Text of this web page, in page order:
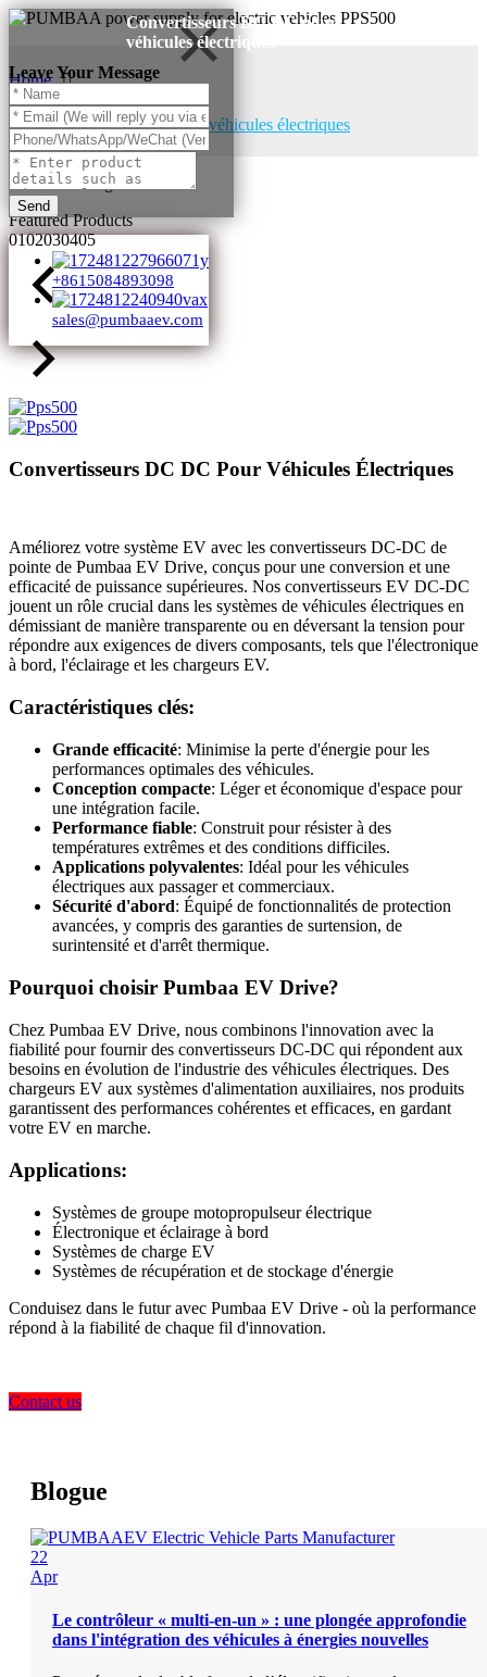
Leave Your Message
Send
+8615084893098
sales@pumbaaev.com
Convertisseurs DC DC pour
véhicules électriques
Home
Products
Convertisseurs DC DC pour véhicules électriques
Products Categories
Featured Products
0102030405
Convertisseurs DC DC Pour Véhicules Électriques
Améliorez votre système EV avec les convertisseurs DC-DC de
pointe de Pumbaa EV Drive, conçus pour une conversion et une
efficacité de puissance supérieures. Nos convertisseurs EV DC-DC
jouent un rôle crucial dans les systèmes de véhicules électriques en
démissiant de manière transparente ou en déversant la tension pour
répondre aux exigences de divers composants, tels que l'électronique
à bord, l'éclairage et les chargeurs EV.
Caractéristiques clés:
Grande efficacité: Minimise la perte d'énergie pour les
performances optimales des véhicules.
Conception compacte: Léger et économique d'espace pour
une intégration facile.
Performance fiable: Construit pour résister à des
températures extrêmes et des conditions difficiles.
Applications polyvalentes: Idéal pour les véhicules
électriques aux passager et commerciaux.
Sécurité d'abord: Équipé de fonctionnalités de protection
avancées, y compris des garanties de surtension, de
surintensité et d'arrêt thermique.
Pourquoi choisir Pumbaa EV Drive?
Chez Pumbaa EV Drive, nous combinons l'innovation avec la
fiabilité pour fournir des convertisseurs DC-DC qui répondent aux
besoins en évolution de l'industrie des véhicules électriques. Des
chargeurs EV aux systèmes d'alimentation auxiliaires, nos produits
garantissent des performances cohérentes et efficaces, en gardant
votre EV en marche.
Applications:
Systèmes de groupe motopropulseur électrique
Électronique et éclairage à bord
Systèmes de charge EV
Systèmes de récupération et de stockage d'énergie
Conduisez dans le futur avec Pumbaa EV Drive - où la performance
répond à la fiabilité de chaque fil d'innovation.
Contact us
Blogue
22
Apr
Le contrôleur « multi-en-un » : une plongée approfondie
dans l'intégration des véhicules à énergies nouvelles